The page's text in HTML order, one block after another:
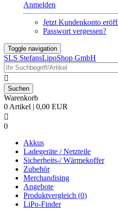
Anmelden
Jetzt Kundenkonto
Passwort vergessen?
Toggle navigation
SLS StefansLipoShop GmbH

Warenkorb
0 Artikel | 0,00 EUR

0
Akkus
Ladegeräte / Netzteile
Sicherheits-/ Wärmekoffer
Zubehör
Merchandising
Angebote
Produktvergleich (0)
LiPo-Finder